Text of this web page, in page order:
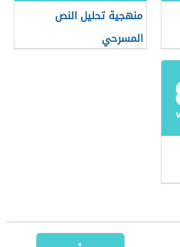
منهجية تحليل النص
المسرحي